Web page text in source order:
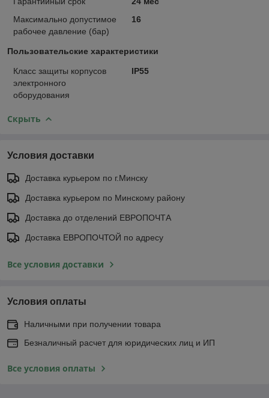
Максимально допустимое
рабочее давление (бар)
16
Пользовательские характеристики
Класс защиты корпусов
электронного
оборудования
IP55
Скрыть
Условия доставки
Доставка курьером по г.Минску
Доставка курьером по Минскому району
Доставка до отделений ЕВРОПОЧТА
Доставка ЕВРОПОЧТОЙ по адресу
Все условия доставки
Условия оплаты
Наличными при получении товара
Безналичный расчет для юридических лиц и ИП
Все условия оплаты